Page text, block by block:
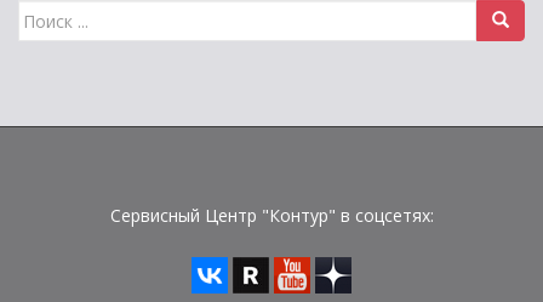
Поиск
для:
Сервисный Центр "Контур" в соцсетях: